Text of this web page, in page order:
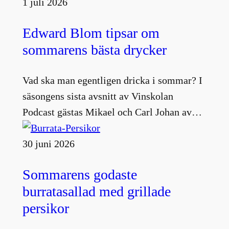
Edward Blom tipsar om
sommarens bästa drycker
Vad ska man egentligen dricka i sommar? I
säsongens sista avsnitt av Vinskolan
Podcast gästas Mikael och Carl Johan av…
30 juni 2026
Sommarens godaste
burratasallad med grillade
persikor